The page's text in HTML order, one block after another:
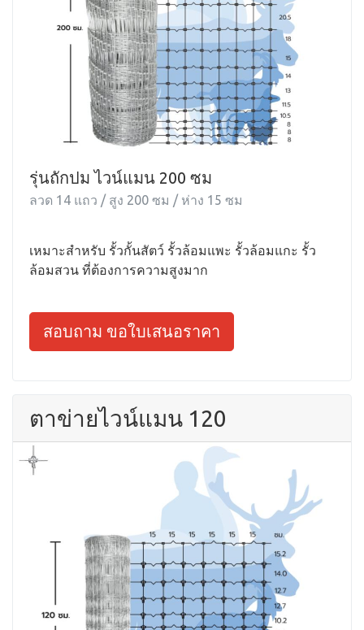
รุ่นถักปม ไวน์แมน 200 ซม
ลวด 14 แถว / สูง 200 ซม / ห่าง 15 ซม
เหมาะสำหรับ รั้วกั้นสัตว์ รั้วล้อมแพะ รั้วล้อมแกะ รั้ว
ล้อมสวน ที่ต้องการความสูงมาก
สอบถาม ขอใบเสนอราคา
ตาข่ายไวน์แมน 120